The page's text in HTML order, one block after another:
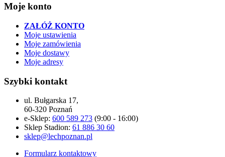
Moje konto
ZAŁÓŻ KONTO
Moje ustawienia
Moje zamówienia
Moje dostawy
Moje adresy
Szybki kontakt
ul. Bułgarska 17,
60-320 Poznań
e-Sklep: 600 589 273 (9:00 - 16:00)
Sklep Stadion: 61 886 30 60
sklep@lechpoznan.pl
Formularz kontaktowy